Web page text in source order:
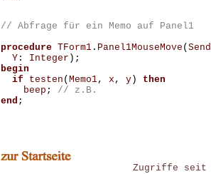
procedure TForm1. Panel1MouseMove (
Y: Integer );
begin
if
testen ( Memo1, x , y)
then
beep ;
end ;
Zugriffe seit